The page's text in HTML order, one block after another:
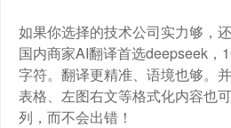
如果你选择的技术公司实力够，
国内商家AI翻译首选deepseek，
字符。翻译更精准、语境也够。
表格、左图右文等格式化内容也
列，而不会出错！